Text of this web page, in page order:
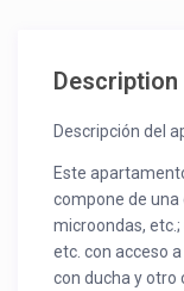
Description
Descripción del
Este
compone de una
microondas,
etc. con acceso
con ducha y otro